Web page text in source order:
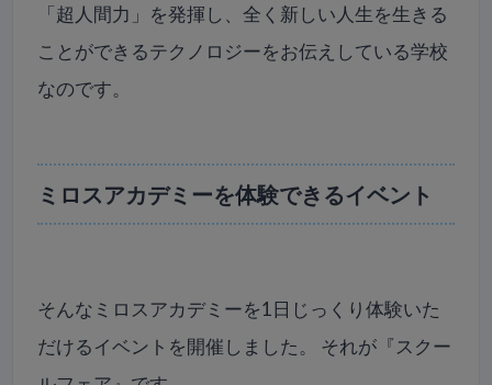
「超人間力」を発揮し、全く新しい人生を生きる
ことができるテクノロジーをお伝えしている学校
なのです。
ミロスアカデミーを体験できるイベント
そんなミロスアカデミーを1日じっくり体験いた
だけるイベントを開催しました。 それが『スクー